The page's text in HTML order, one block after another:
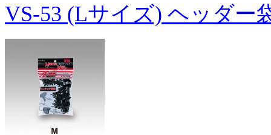
VS-53 (Lサイズ) ヘッダー